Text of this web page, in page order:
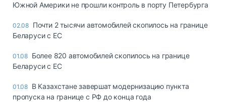
Южной Америки не прошли контроль в порту Петербурга
02.08 Почти 2 тысячи автомобилей скопилось на границе
Беларуси с ЕС
01.08 Более 820 автомобилей скопилось на границе
Беларуси с ЕС
01.08 В Казахстане завершат модернизацию пункта
пропуска на границе с РФ до конца года